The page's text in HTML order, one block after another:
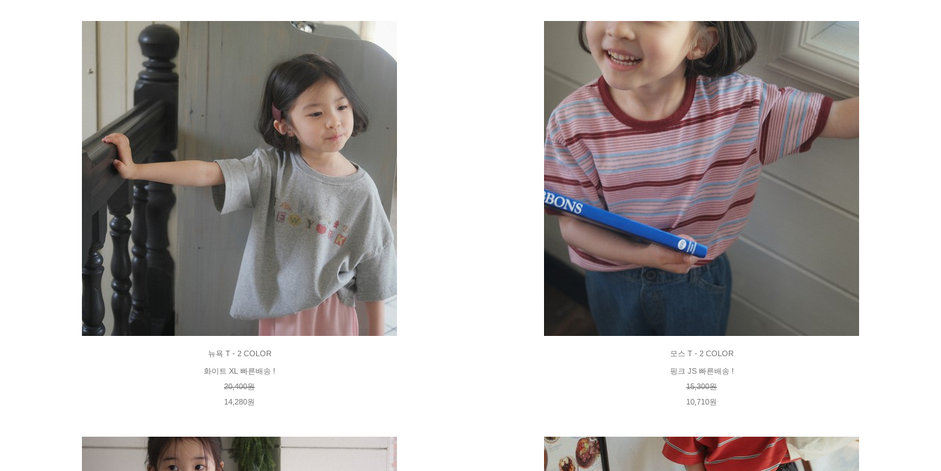
뉴욕 T - 2 COLOR
화이트 XL 빠른배송 !
20,400원
14,280원
모스 T - 2 COLOR
핑크 JS 빠른배송 !
15,300원
10,710원